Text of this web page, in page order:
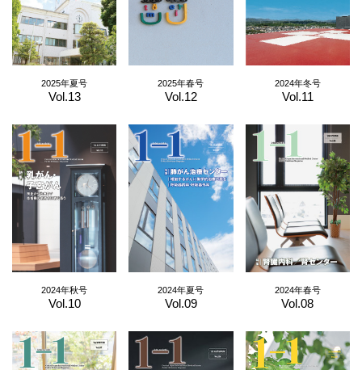
2025年夏号
Vol.13
2025年春号
Vol.12
2024年冬号
Vol.11
2024年秋号
Vol.10
2024年夏号
Vol.09
2024年春号
Vol.08